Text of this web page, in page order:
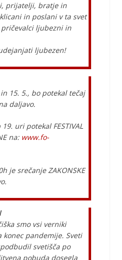
prijatelji, bratje in
in poslani v ta svet
ljubezni in
ljubezen!
15. 5., bo potekal tečaj
daljavo.
uri potekal FESTIVAL
na: www.fo-
je srečanje ZAKONSKE
smo vsi verniki
pandemije. Sveti
svetišča po
pobuda dosegla